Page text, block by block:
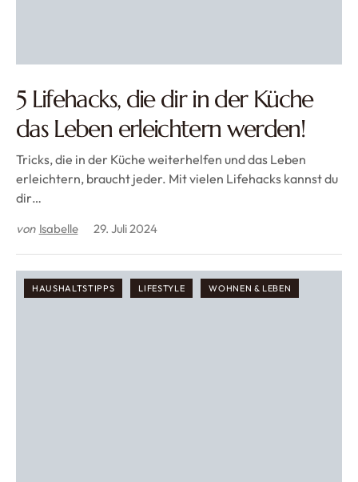
5 Lifehacks, die dir in der Küche
das Leben erleichtern werden!
Tricks, die in der Küche weiterhelfen und das Leben
erleichtern, braucht jeder. Mit vielen Lifehacks kannst du
dir…
von Isabelle 29. Juli 2024
HAUSHALTSTIPPS LIFESTYLE WOHNEN & LEBEN